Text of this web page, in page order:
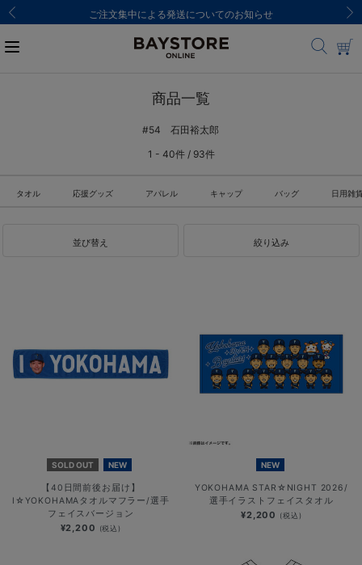
ご注文集中による発送についてのお知らせ
商品一覧
#54 石田裕太郎
1 - 40件 / 93件
タオル 応援グッズ アパレル キャップ バッグ 日用雑
並び替え 絞り込み
SOLD OUT NEW
【40日間前後お届け】
I☆YOKOHAMAタオルマフラー/選手
フェイスバージョン
¥2,200 (税込)
NEW
YOKOHAMA STAR☆NIGHT 2026/
選手イラストフェイスタオル
¥2,200 (税込)